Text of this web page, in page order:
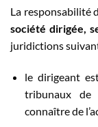
La responsabilité
société dirigée,
juridictions
le dirigeant
tribunaux de
connaître de